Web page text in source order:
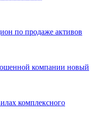
по продаже активов
компании новый
комплексного